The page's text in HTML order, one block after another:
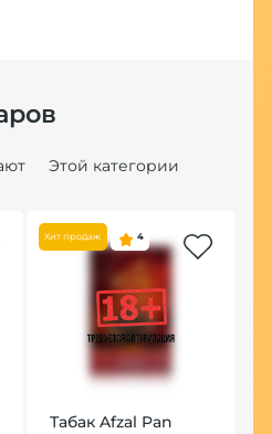
Этой категории
Хит продаж 4
Табак Afzal Pan